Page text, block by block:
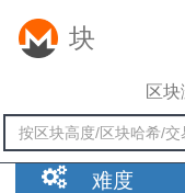
块
区块
难度